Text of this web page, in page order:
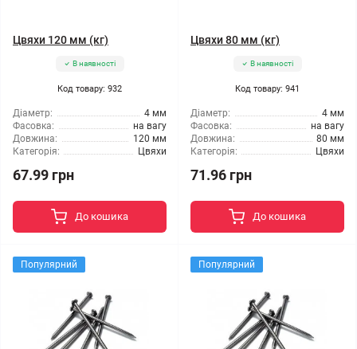
Цвяхи 120 мм (кг)
В наявності
Код товару: 932
Діаметр:
4 мм
Фасовка:
на вагу
Довжина:
120 мм
Категорія:
Цвяхи
67.99 грн
До кошика
Цвяхи 80 мм (кг)
В наявності
Код товару: 941
Діаметр:
4 мм
Фасовка:
на вагу
Довжина:
80 мм
Категорія:
Цвяхи
71.96 грн
До кошика
Популярний Популярний